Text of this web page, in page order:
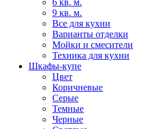
6 кв. м.
9 кв. м.
Все для кухни
Варианты отделки
Мойки и смесители
Техника для кухни
Шкафы-купе
Цвет
Коричневые
Серые
Темные
Черные